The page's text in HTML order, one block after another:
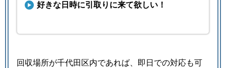
好きな日時に引取りに来て欲しい！
回収場所が千代田区内であれば、即日での対応も可